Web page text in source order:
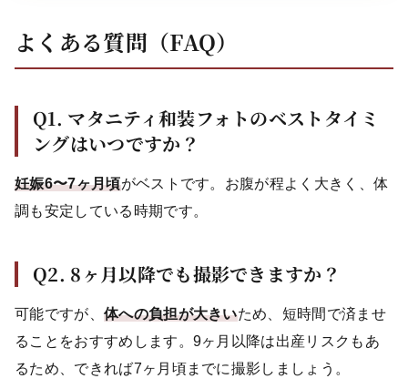
よくある質問（FAQ）
Q1. マタニティ和装フォトのベストタイミ
ングはいつですか？
妊娠6〜7ヶ月頃がベストです。お腹が程よく大きく、体
調も安定している時期です。
Q2. 8ヶ月以降でも撮影できますか？
可能ですが、 体への負担が大きいため、短時間で済ませ
ることをおすすめします。9ヶ月以降は出産リスクもあ
るため、できれば7ヶ月頃までに撮影しましょう。